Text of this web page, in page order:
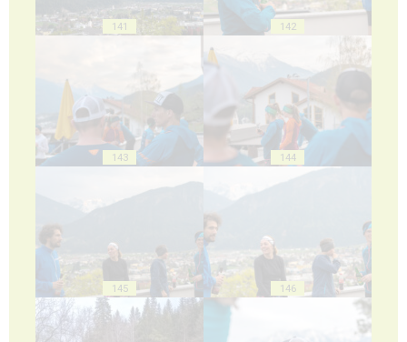
141 142
143 144
145 146